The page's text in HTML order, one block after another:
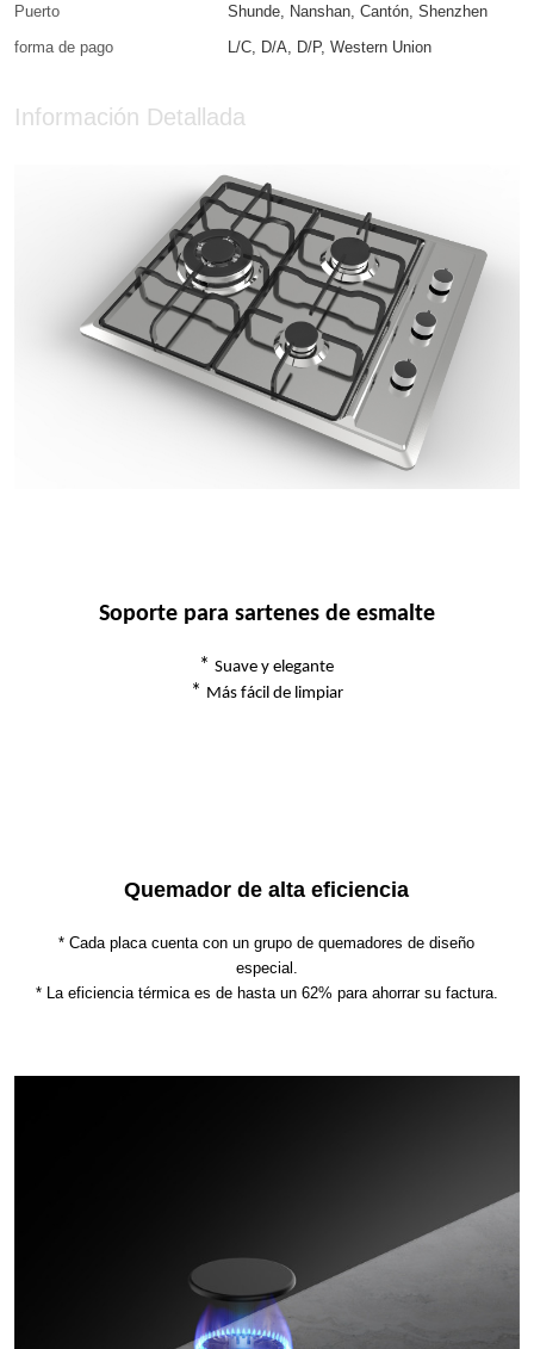
Puerto
Shunde, Nanshan, Cantón, Shenzhen
forma de pago
L/C, D/A, D/P, Western Union
Información Detallada
Soporte para sartenes de esmalte
* Suave y elegante
* Más fácil de limpiar
Quemador de alta eficiencia
* Cada placa cuenta con un grupo de quemadores de diseño
especial.
* La eficiencia térmica es de hasta un 62% para ahorrar su factura.